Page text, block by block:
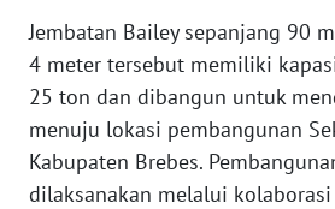
Jembatan Bailey sepanjang 90
4 meter tersebut memiliki
25 ton dan dibangun untuk
menuju lokasi pembangunan
Kabupaten Brebes.
dilaksanakan melalui
WN
PAPUA
BARAT
WN
RIAU